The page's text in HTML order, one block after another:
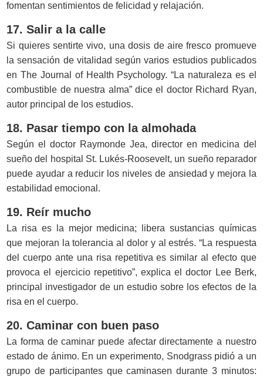
fomentan sentimientos de felicidad y relajación.
17. Salir a la calle
Si quieres sentirte vivo, una dosis de aire fresco promueve
la sensación de vitalidad según varios estudios publicados
en The Journal of Health Psychology. “La naturaleza es el
combustible de nuestra alma” dice el doctor Richard Ryan,
autor principal de los estudios.
18. Pasar tiempo con la almohada
Según el doctor Raymonde Jea, director en medicina del
sueño del hospital St. Lukés-Roosevelt, un sueño reparador
puede ayudar a reducir los niveles de ansiedad y mejora la
estabilidad emocional.
19. Reír mucho
La risa es la mejor medicina; libera sustancias químicas
que mejoran la tolerancia al dolor y al estrés. “La respuesta
del cuerpo ante una risa repetitiva es similar al efecto que
provoca el ejercicio repetitivo”, explica el doctor Lee Berk,
principal investigador de un estudio sobre los efectos de la
risa en el cuerpo.
20. Caminar con buen paso
La forma de caminar puede afectar directamente a nuestro
estado de ánimo. En un experimento, Snodgrass pidió a un
grupo de participantes que caminasen durante 3 minutos: